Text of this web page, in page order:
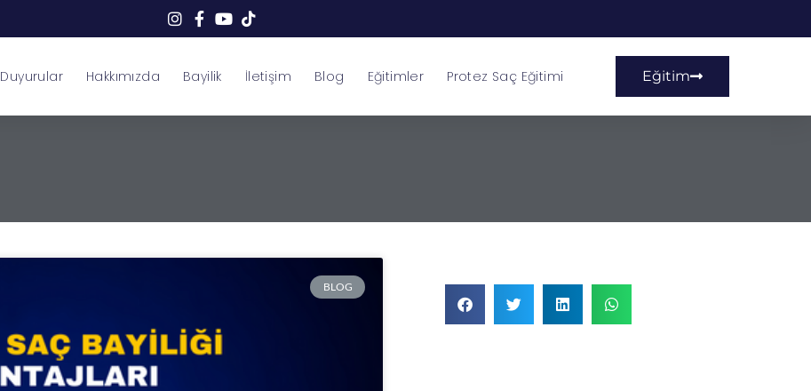
Duyurular Hakkımızda Bayilik İletişim Blog Eğitimler Protez Saç Eğitimi Eğitim
BLOG